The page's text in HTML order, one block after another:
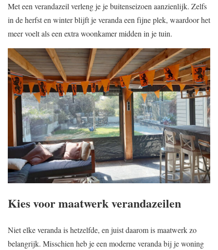
Met een verandazeil verleng je je buitenseizoen aanzienlijk. Zelfs
in de herfst en winter blijft je veranda een fijne plek, waardoor het
meer voelt als een extra woonkamer midden in je tuin.
Kies voor maatwerk verandazeilen
Niet elke veranda is hetzelfde, en juist daarom is maatwerk zo
belangrijk. Misschien heb je een moderne veranda bij je woning